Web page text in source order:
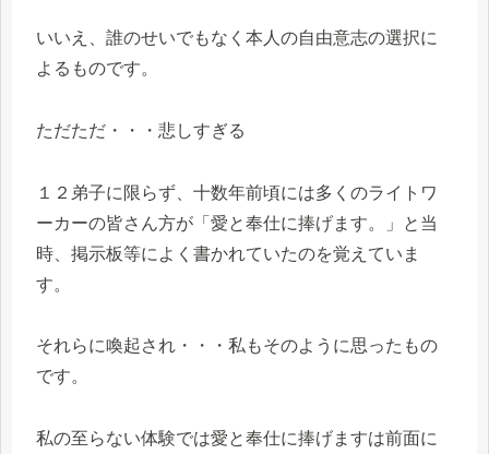
いいえ、誰のせいでもなく本人の自由意志の選択に
よるものです。
ただただ・・・悲しすぎる
１２弟子に限らず、十数年前頃には多くのライトワ
ーカーの皆さん方が「愛と奉仕に捧げます。」と当
時、掲示板等によく書かれていたのを覚えていま
す。
それらに喚起され・・・私もそのように思ったもの
です。
私の至らない体験では愛と奉仕に捧げますは前面に